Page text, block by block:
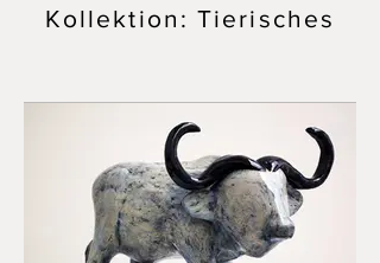
Kollektion: Tierisches